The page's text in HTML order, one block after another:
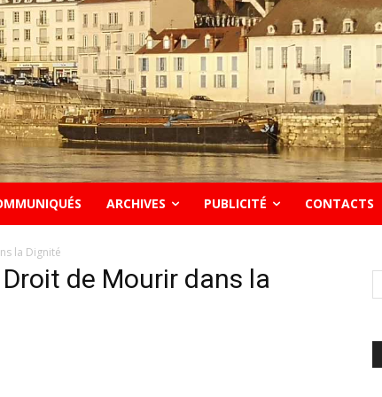
ARCHIVES PUBLICITÉ CONTACTS
la Dignité
de Mourir dans la